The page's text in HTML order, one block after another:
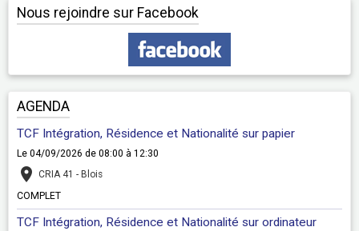
Nous rejoindre sur Facebook
AGENDA
TCF Intégration, Résidence et Nationalité sur papier
Le 04/09/2026 de 08:00 à 12:30
CRIA 41 - Blois
COMPLET
TCF Intégration, Résidence et Nationalité sur ordinateur